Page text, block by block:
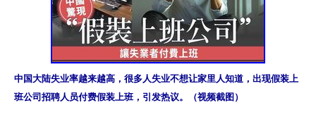
中国大陆失业率越来越高，很多人失业不想让家里人知道，出现假装上
班公司招聘人员付费假装上班，引发热议。（视频截图）